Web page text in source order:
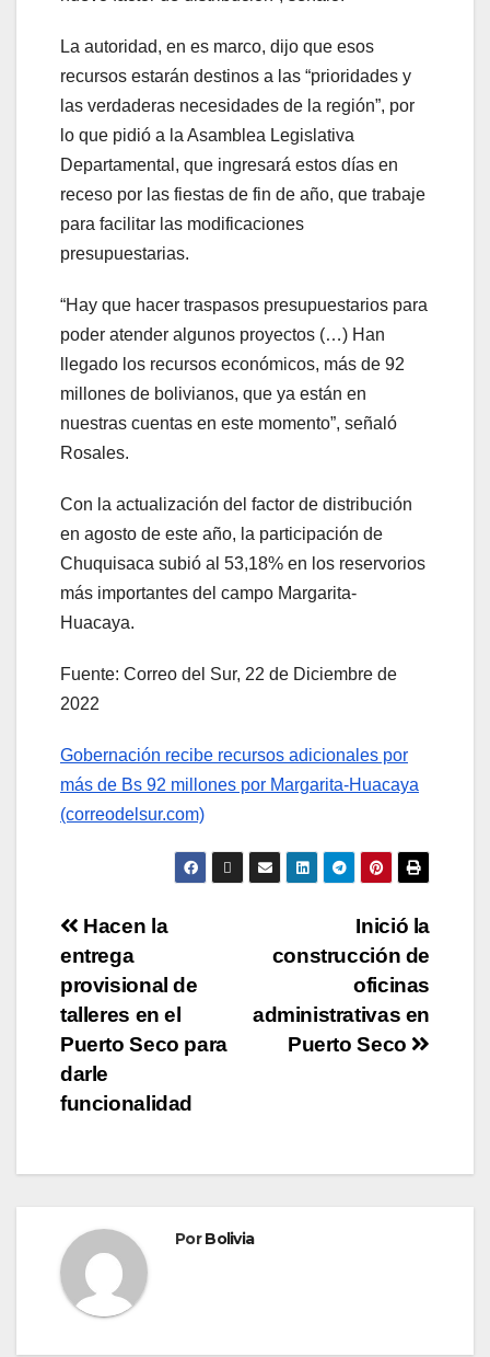
La autoridad, en es marco, dijo que esos
recursos estarán destinos a las “prioridades y
las verdaderas necesidades de la región”, por
lo que pidió a la Asamblea Legislativa
Departamental, que ingresará estos días en
receso por las fiestas de fin de año, que trabaje
para facilitar las modificaciones
presupuestarias.
“Hay que hacer traspasos presupuestarios para
poder atender algunos proyectos (…) Han
llegado los recursos económicos, más de 92
millones de bolivianos, que ya están en
nuestras cuentas en este momento”, señaló
Rosales.
Con la actualización del factor de distribución
en agosto de este año, la participación de
Chuquisaca subió al 53,18% en los reservorios
más importantes del campo Margarita-
Huacaya.
Fuente: Correo del Sur, 22 de Diciembre de
2022
Gobernación recibe recursos adicionales por
más de Bs 92 millones por Margarita-Huacaya
(correodelsur.com)
Inició la
construcción de
oficinas
administrativas en
Puerto Seco
Hacen la
entrega
provisional de
talleres en el
Puerto Seco para
darle
funcionalidad
PorBolivia